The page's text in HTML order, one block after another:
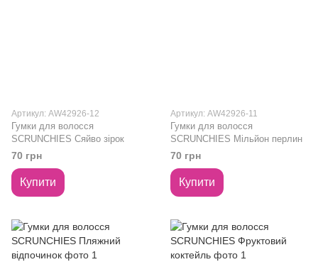
Артикул: AW42926-12
Гумки для волосся
SCRUNCHIES Сяйво зірок
70 грн
Купити
Артикул: AW42926-11
Гумки для волосся
SCRUNCHIES Мільйон перлин
70 грн
Купити